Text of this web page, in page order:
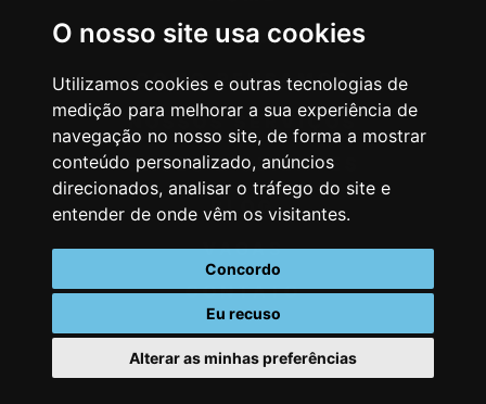
O nosso site usa cookies
Utilizamos cookies e outras tecnologias de
medição para melhorar a sua experiência de
navegação no nosso site, de forma a mostrar
conteúdo personalizado, anúncios
direcionados, analisar o tráfego do site e
entender de onde vêm os visitantes.
Concordo
Eu recuso
Alterar as minhas preferências
AGÊNCIA
COMO PENSAMOS
NOSSOS SERVIÇOS
CASES & CLIENTES
BLOG
VAGAS
CONTATO